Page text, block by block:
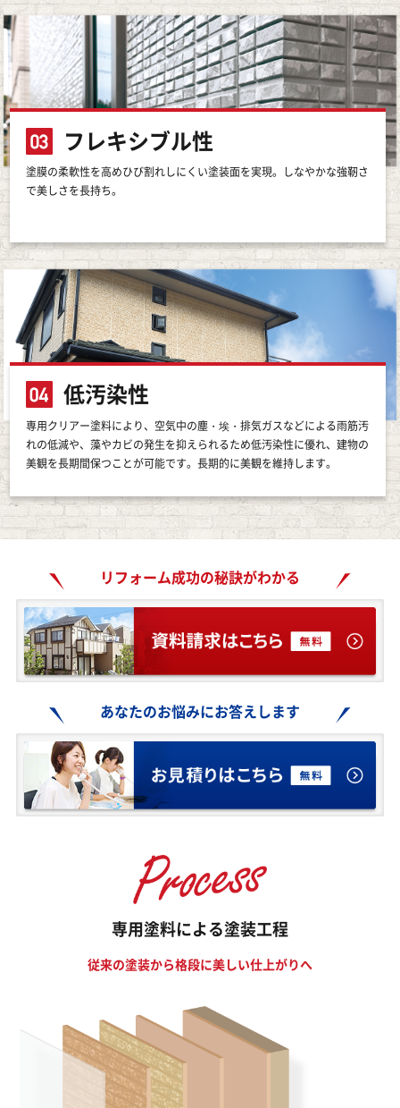
フレキシブル性
塗膜の柔軟性を高めひび割れしにくい塗装面を実現。しなやかな強靭さ
で美しさを長持ち。
低汚染性
専用クリアー塗料により、空気中の塵・埃・排気ガスなどによる雨筋汚
れの低減や、藻やカビの発生を抑えられるため低汚染性に優れ、建物の
美観を長期間保つことが可能です。長期的に美観を維持します。
リフォーム成功の秘訣がわかる
あなたのお悩みにお答えします
専用塗料による塗装工程
従来の塗装から格段に美しい仕上がりへ